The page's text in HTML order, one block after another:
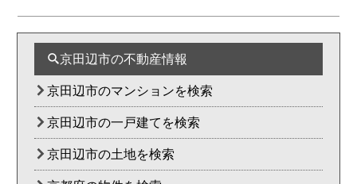
京田辺市の不動産情報
京田辺市のマンションを検索
京田辺市の一戸建てを検索
京田辺市の土地を検索